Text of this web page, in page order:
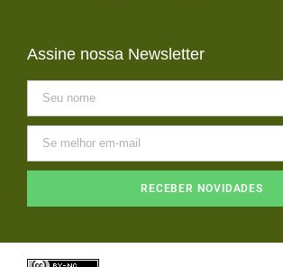
Assine nossa Newsletter
RECEBER NOVIDADES